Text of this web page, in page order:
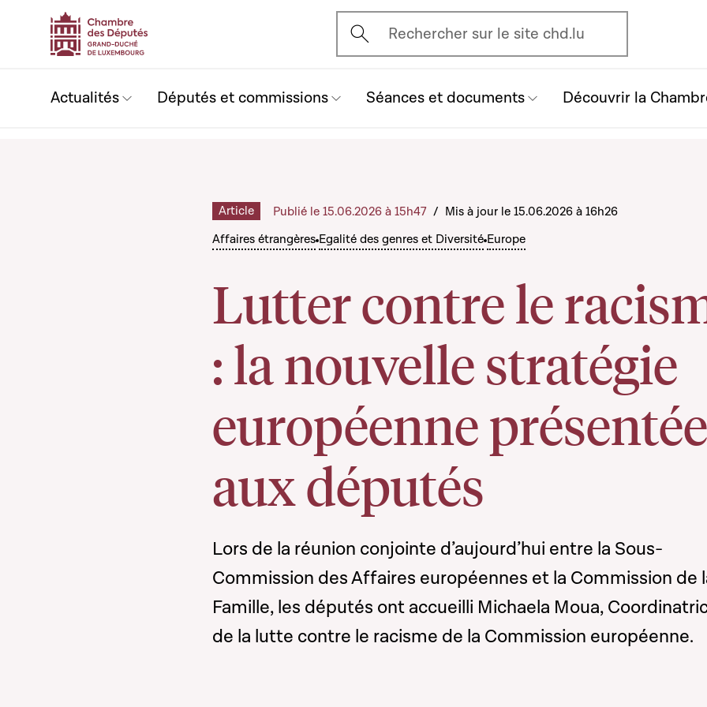
Ouvrir l'écran de recherche
Rechercher sur le site chd.lu
Actualités Députés et commissions Séances et documents Découvrir la
Affaires étrangères Egalité des genres et Diversité Europe
Lutter contre le
: la nouvelle stratégie
européenne présentée
aux députés
Article Publié le 15.06.2026 à 15h47 / Mis à jour le 15.06.2026 à 16h26
Lors de la réunion conjointe d’aujourd’hui entre la Sous-
Commission des Affaires européennes et la Commission de
Famille, les députés ont accueilli Michaela Moua,
de la lutte contre le racisme de la Commission européenne.